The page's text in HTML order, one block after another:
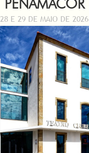
PENAMACOR
28 E 29 DE MAIO DE 2026